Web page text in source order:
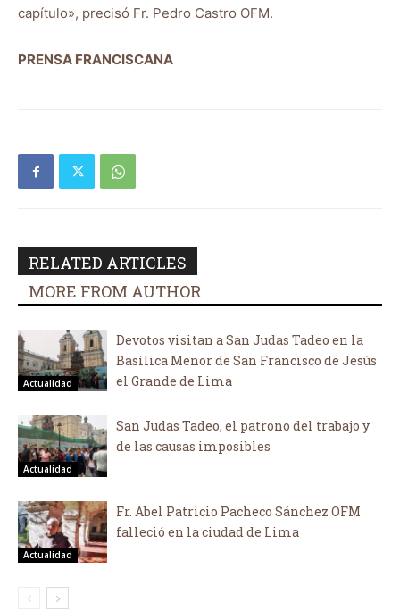
capítulo», precisó Fr. Pedro Castro OFM.
PRENSA FRANCISCANA
RELATED ARTICLES
MORE FROM AUTHOR
Actualidad
Devotos visitan a San Judas Tadeo en la
Basílica Menor de San Francisco de Jesús
el Grande de Lima
Actualidad
San Judas Tadeo, el patrono del trabajo y
de las causas imposibles
Actualidad
Fr. Abel Patricio Pacheco Sánchez OFM
falleció en la ciudad de Lima